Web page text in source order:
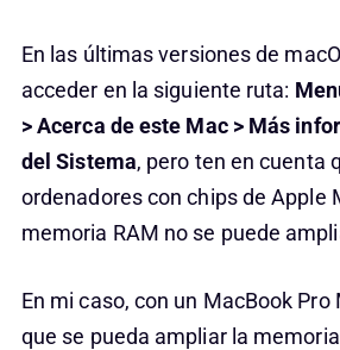
En las últimas versiones de
acceder en la siguiente ruta:
> Acerca de este Mac > Más
del Sistema, pero ten en cuenta
ordenadores con chips de Apple
memoria RAM no se puede
En mi caso, con un MacBook Pro
que se pueda ampliar la